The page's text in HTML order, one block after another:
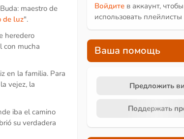
maestro de
de luz".
heredero
con mucha
en la familia. Para
vejez, la
iba el camino
su verdadera
Войдите в аккаунт, чтобы
использовать плейлисты
Ваша помощь
Предложить
Поддержать